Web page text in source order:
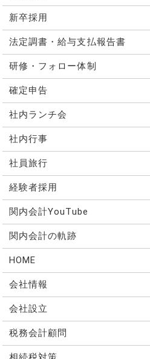
新卒採用
法定調書・給与支払報告書
研修・フォロー体制
確定申告
社内ランチ会
社内行事
社員旅行
経験者採用
関内会計YouTube
関内会計の軌跡
HOME
会社情報
会社設立
税務会計顧問